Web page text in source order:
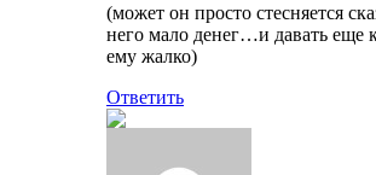
(может он просто стесняется
него мало денег…и давать еще
ему жалко)
Ответить